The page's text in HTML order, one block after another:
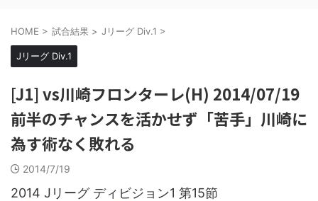
HOME > 試合結果 > Jリーグ Div.1 >
Jリーグ Div.1
[J1] vs川崎フロンターレ(H) 2014/07/19
前半のチャンスを活かせず「苦手」川崎に
為す術なく敗れる
2014/7/19
2014 Jリーグ ディビジョン1 第15節